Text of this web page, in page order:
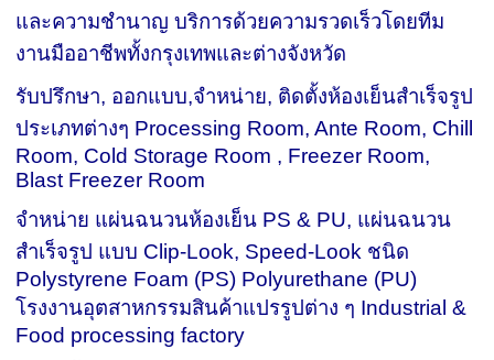
และความชำนาญ บริการด้วยความรวดเร็วโดยทีม
งานมืออาชีพทั้งกรุงเทพและต่างจังหวัด
รับปรึกษา, ออกแบบ,จำหน่าย, ติดตั้งห้องเย็นสำเร็จรูป
ประเภทต่างๆ Processing Room, Ante Room, Chill
Room, Cold Storage Room , Freezer Room,
Blast Freezer Room
จำหน่าย แผ่นฉนวนห้องเย็น PS & PU, แผ่นฉนวน
สำเร็จรูป แบบ Clip-Look, Speed-Look ชนิด
Polystyrene Foam (PS) Polyurethane (PU)
โรงงานอุตสาหกรรมสินค้าแปรรูปต่าง ๆ Industrial &
Food processing factory